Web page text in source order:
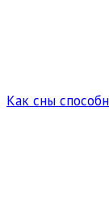
Как сны